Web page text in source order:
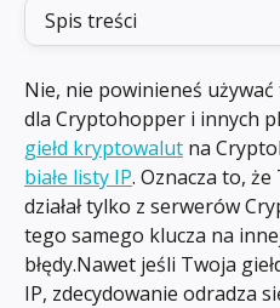
Spis treści
Nie, nie powinieneś używać
dla Cryptohopper i innych
giełd kryptowalut na
białe listy IP. Oznacza to,
działał tylko z serwerów
tego samego klucza na
błędy.Nawet jeśli Twoja
IP, zdecydowanie odradza